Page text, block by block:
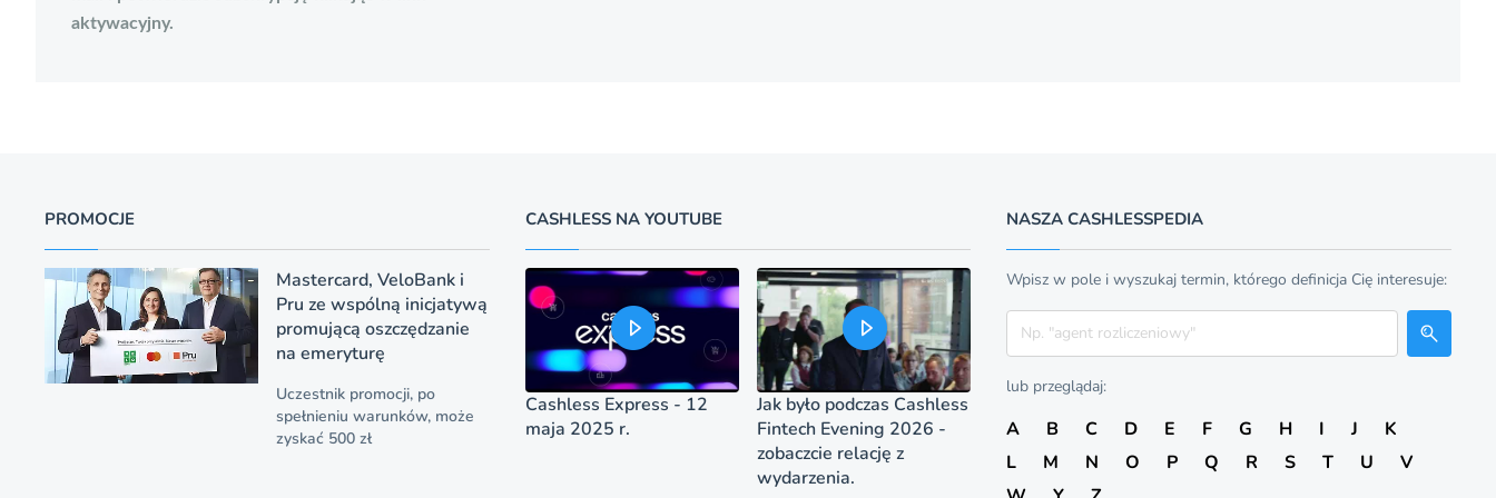
aktywacyjny.
PROMOCJE
Mastercard, VeloBank i
Pru ze wspólną inicjatywą
promującą oszczędzanie
na emeryturę
Uczestnik promocji, po
spełnieniu warunków, może
zyskać 500 zł
CASHLESS NA YOUTUBE
Cashless Express - 12
maja 2025 r.
Jak było podczas Cashless
Fintech Evening 2026 -
zobaczcie relację z
wydarzenia.
NASZA CASHLESSPEDIA
Wpisz w pole i wyszukaj termin, którego definicja Cię interesuje:
Szukaj
lub przeglądaj:
A B C D E F G H I J
K
L
M N O P Q R S T U
V